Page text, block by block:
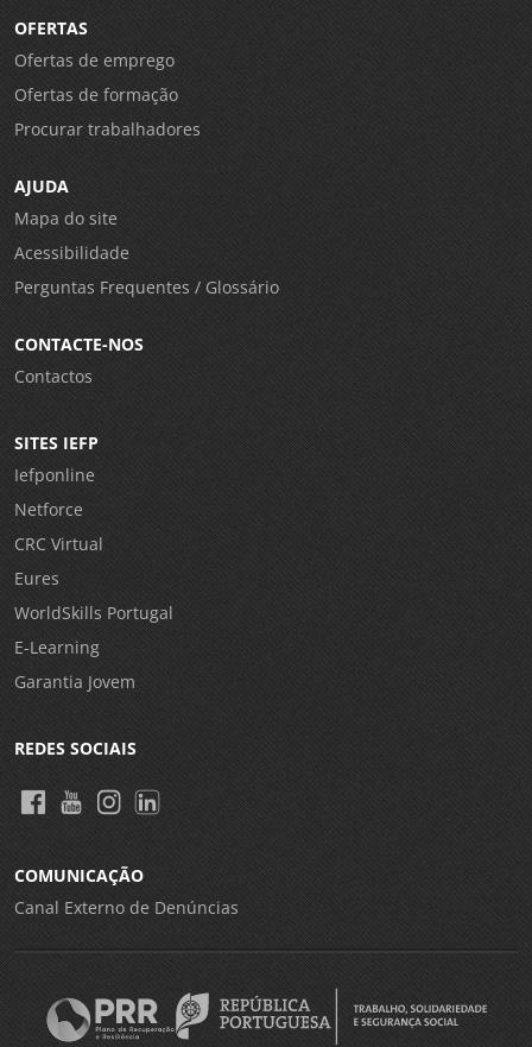
OFERTAS
Ofertas de emprego
Ofertas de formação
Procurar trabalhadores
AJUDA
Mapa do site
Acessibilidade
Perguntas Frequentes / Glossário
CONTACTE-NOS
Contactos
SITES IEFP
Iefponline
Netforce
CRC Virtual
Eures
WorldSkills Portugal
E-Learning
Garantia Jovem
REDES SOCIAIS
COMUNICAÇÃO
Canal Externo de Denúncias